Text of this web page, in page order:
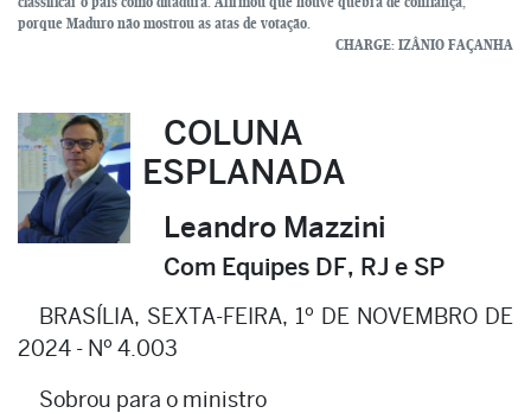
porque Maduro não mostrou as atas de votação.
CHARGE: IZÂNIO FAÇANHA
COLUNA
ESPLANADA
Leandro Mazzini
Com Equipes DF, RJ e SP
BRASÍLIA, SEXTA-FEIRA, 1º DE NOVEMBRO DE
2024 - Nº 4.003
Sobrou para o ministro